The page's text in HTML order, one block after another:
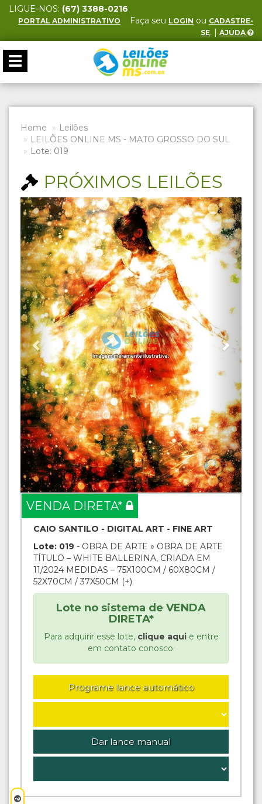
LIGUE-NOS: (67) 3388-0216
PORTAL ADMINISTRATIVO Faça seu LOGIN ou CADASTRE-
SE. | AJUDA
Toggle
navigation
Home
Leilões
LEILÕES ONLINE MS - MATO GROSSO DO SUL
Lote: 019
PRÓXIMOS LEILÕES
Previous Next
VENDA DIRETA*
CAIO SANTILO - DIGITAL ART - FINE ART
Lote: 019 - OBRA DE ARTE » OBRA DE ARTE
TÍTULO – WHITE BALLERINA, CRIADA EM
11/2024 MEDIDAS – 75X100CM / 60X80CM /
52X70CM / 37X50CM (+)
Lote no sistema de VENDA
DIRETA*
Para adquirir esse lote, clique aquie entre
em contato conosco.
Programe lance automático
Dar lance manual